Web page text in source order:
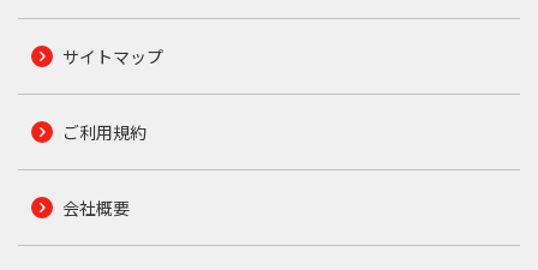
サイトマップ
ご利用規約
会社概要